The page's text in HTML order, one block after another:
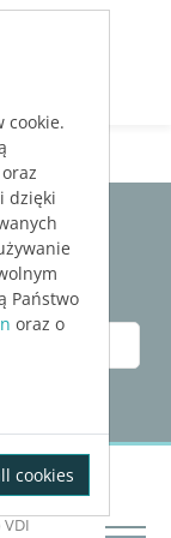
VDI
cookie.
dzięki
Państwo
oraz o
cookies